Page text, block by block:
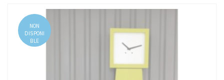
NON
DISPONI
BLE